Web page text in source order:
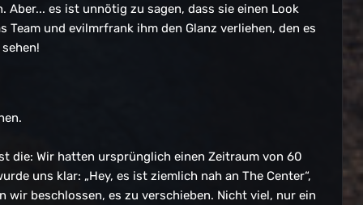
es ist unnötig zu sagen, dass sie einen Look
und evilmrfrank ihm den Glanz verliehen, den es
die: Wir hatten ursprünglich einen Zeitraum von 60
uns klar: „Hey, es ist ziemlich nah an The Center“,
wir beschlossen, es zu verschieben. Nicht viel, nur ein